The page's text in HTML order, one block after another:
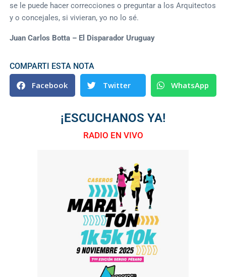
se le puede hacer correcciones o preguntar a los Arquitectos
y o concejales, si vivieran, yo no lo sé.
Juan Carlos Botta – El Disparador Uruguay
COMPARTI ESTA NOTA
Facebook Twitter WhatsApp
¡ESCUCHANOS YA!
RADIO EN VIVO